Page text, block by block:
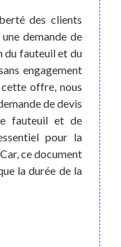
des clients
demande de
du fauteuil et du
engagement
offre, nous
de devis
fauteuil et de
pour la
ce document
la durée de la
de